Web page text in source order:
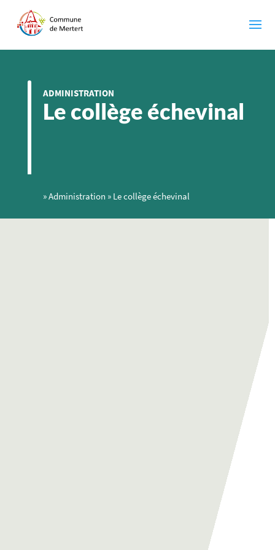
ADMINISTRATION
Le collège échevinal
»Administration » Le collège échevinal